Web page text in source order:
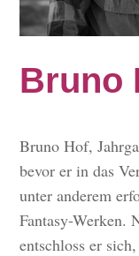
Bruno
Bruno Hof,
bevor er in das
unter anderem
Fantasy-Werken.
entschloss er